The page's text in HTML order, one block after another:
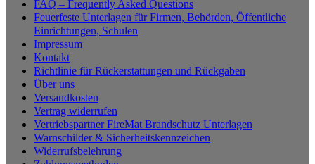
FAQ – Frequently Asked Questions
Feuerfeste Unterlagen für Firmen, Behörden, Öffentliche
Einrichtungen, Schulen
Impressum
Kontakt
Richtlinie für Rückerstattungen und Rückgaben
Über uns
Versandkosten
Vertrag widerrufen
Vertriebspartner FireMat Brandschutz Unterlagen
Warnschilder & Sicherheitskennzeichen
Widerrufsbelehrung